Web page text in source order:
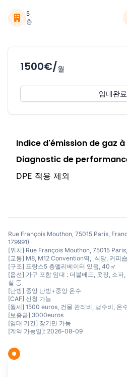
5
층
1500€/월
임대완료
Indice d'émission de gaz
Diagnostic de
DPE 적용 제외
Rue François Mouthon, 75015 Paris,
179991)
[위치] Rue François Mouthon, 75015
[교통] M8, M12 Convention역, 식당, 커피
[구조] 프랑스5 층엘리베이터 있음, 40㎡
[옵션] 가구 포함 임대 : 더블베드, 옷장, 소파
실 등
[난방] 중앙 난방+중앙 온수
[CAF] 신청 가능
[월세] 1500 euros, 건물 관리비, 냉수비, 온
[보증금] 3000euros
[임대 기간] 장기만 가능
[계약 가능일]: 2026-08-09